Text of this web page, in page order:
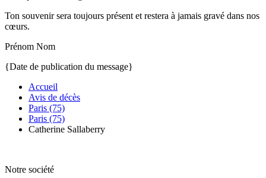
Ton souvenir sera toujours présent et restera à jamais gravé dans nos
cœurs.
Prénom Nom
{Date de publication du message}
Accueil
Avis de décès
Paris (75)
Paris (75)
Catherine Sallaberry
Notre société